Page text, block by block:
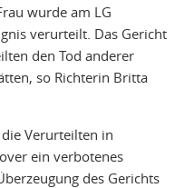
wurde am LG
verurteilt. Das Gericht
den Tod anderer
so Richterin Britta
Verurteilten in
ein verbotenes
des Gerichts